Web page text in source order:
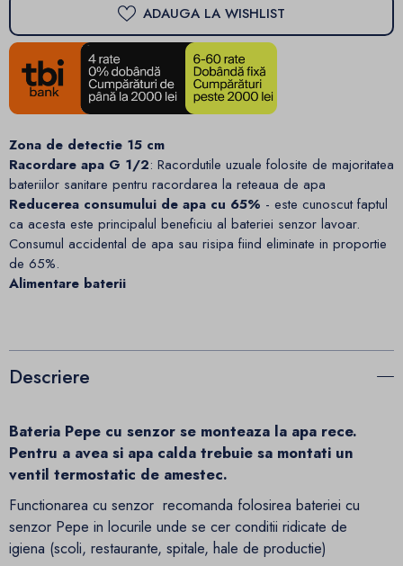
ADAUGA LA WISHLIST
Zona de detectie 15 cm
Racordare apa G 1/2: Racordutile uzuale folosite de majoritatea
bateriilor sanitare pentru racordarea la reteaua de apa
Reducerea consumului de apa cu 65% - este cunoscut faptul
ca acesta este principalul beneficiu al bateriei senzor lavoar.
Consumul accidental de apa sau risipa fiind eliminate in proportie
de 65%.
Alimentare baterii
Descriere
Bateria Pepe cu senzor se monteaza la apa rece.
Pentru a avea si apa calda trebuie sa montati un
ventil termostatic de amestec.
Functionarea cu senzor recomanda folosirea bateriei cu
senzor Pepe in locurile unde se cer conditii ridicate de
igiena (scoli, restaurante, spitale, hale de productie)